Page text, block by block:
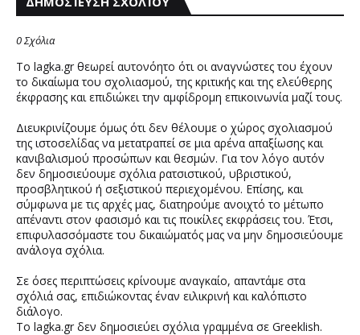
0 Σχόλια
Το lagka.gr θεωρεί αυτονόητο ότι οι αναγνώστες του έχουν
το δικαίωμα του σχολιασμού, της κριτικής και της ελεύθερης
έκφρασης και επιδιώκει την αμφίδρομη επικοινωνία μαζί τους.
Διευκρινίζουμε όμως ότι δεν θέλουμε ο χώρος σχολιασμού
της ιστοσελίδας να μετατραπεί σε μια αρένα απαξίωσης και
κανιβαλισμού προσώπων και θεσμών. Για τον λόγο αυτόν
δεν δημοσιεύουμε σχόλια ρατσιστικού, υβριστικού,
προσβλητικού ή σεξιστικού περιεχομένου. Επίσης, και
σύμφωνα με τις αρχές μας, διατηρούμε ανοιχτό το μέτωπο
απέναντι στον φασισμό και τις ποικίλες εκφράσεις του. Έτσι,
επιφυλασσόμαστε του δικαιώματός μας να μην δημοσιεύουμε
ανάλογα σχόλια.
Σε όσες περιπτώσεις κρίνουμε αναγκαίο, απαντάμε στα
σχόλιά σας, επιδιώκοντας έναν ειλικρινή και καλόπιστο
διάλογο.
Το lagka.gr δεν δημοσιεύει σχόλια γραμμένα σε Greeklish.